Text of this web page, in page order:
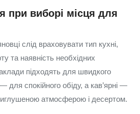
при виборі місця для
слід враховувати тип кухні,
та наявність необхідних
підходять для швидкого
для спокійного обіду, а кав’ярні —
атмосферою і десертом.